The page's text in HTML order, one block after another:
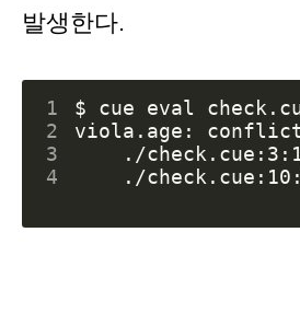
발생한다.
1 $ cue eval
2
viola.age:
3
4